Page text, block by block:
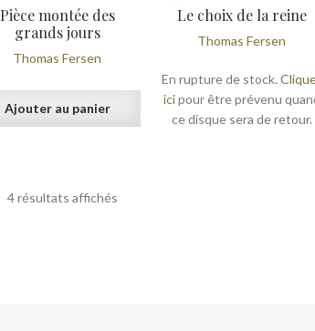
Pièce montée des
grands jours
Thomas Fersen
Ajouter au panier
Le choix de la reine
Thomas Fersen
En rupture de stock.
icipour être prévenu
ce disque sera de retour.
4 résultats affichésTrié